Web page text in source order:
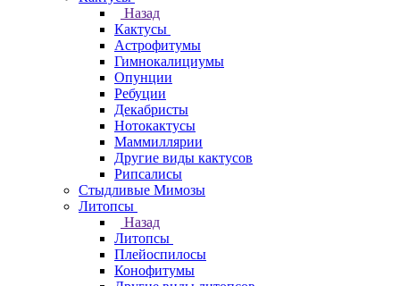
Назад
Кактусы
Астрофитумы
Гимнокалициумы
Опунции
Ребуции
Декабристы
Нотокактусы
Маммиллярии
Другие виды кактусов
Рипсалисы
Стыдливые Мимозы
Литопсы
Назад
Литопсы
Плейоспилосы
Конофитумы